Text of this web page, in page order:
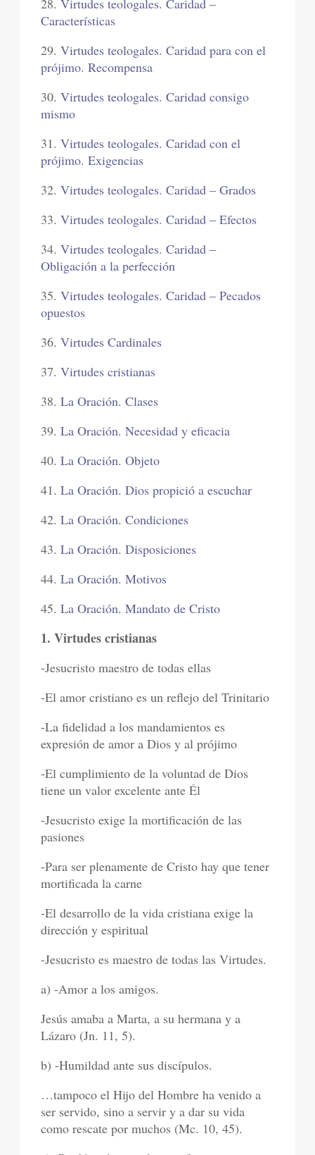
28.Virtudes teologales. Caridad –
Características
29.Virtudes teologales. Caridad para con el
prójimo. Recompensa
30.Virtudes teologales. Caridad consigo
mismo
31.Virtudes teologales. Caridad con el
prójimo. Exigencias
32.Virtudes teologales. Caridad – Grados
33.Virtudes teologales. Caridad – Efectos
34.Virtudes teologales. Caridad –
Obligación a la perfección
35.Virtudes teologales. Caridad – Pecados
opuestos
36.Virtudes Cardinales
37.Virtudes cristianas
38.La Oración. Clases
39.La Oración. Necesidad y eficacia
40.La Oración. Objeto
41.La Oración. Dios propició a escuchar
42.La Oración. Condiciones
43.La Oración. Disposiciones
44.La Oración. Motivos
45.La Oración. Mandato de Cristo
1. Virtudes cristianas
-Jesucristo maestro de todas ellas
-El amor cristiano es un reflejo del Trinitario
-La fidelidad a los mandamientos es
expresión de amor a Dios y al prójimo
-El cumplimiento de la voluntad de Dios
tiene un valor excelente ante Él
-Jesucristo exige la mortificación de las
pasiones
-Para ser plenamente de Cristo hay que tener
mortificada la carne
-El desarrollo de la vida cristiana exige la
dirección y espiritual
-Jesucristo es maestro de todas las Virtudes.
a) -Amor a los amigos.
Jesús amaba a Marta, a su hermana y a
Lázaro (Jn. 11, 5).
b) -Humildad ante sus discípulos.
…tampoco el Hijo del Hombre ha venido a
ser servido, sino a servir y a dar su vida
como rescate por muchos (Mc. 10, 45).